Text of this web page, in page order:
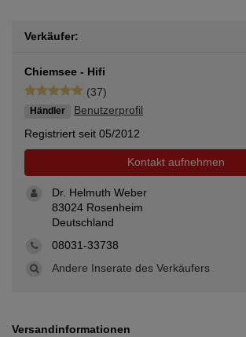
Verkäufer:
Chiemsee - Hifi
(37)
Händler
Benutzerprofil
Registriert seit 05/2012
Kontakt aufnehmen
Dr. Helmuth Weber
83024 Rosenheim
Deutschland
08031-33738
Andere Inserate des Verkäufers
Versandinformationen